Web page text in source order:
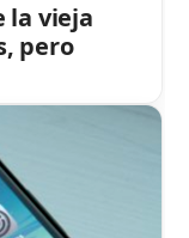
la vieja
pero